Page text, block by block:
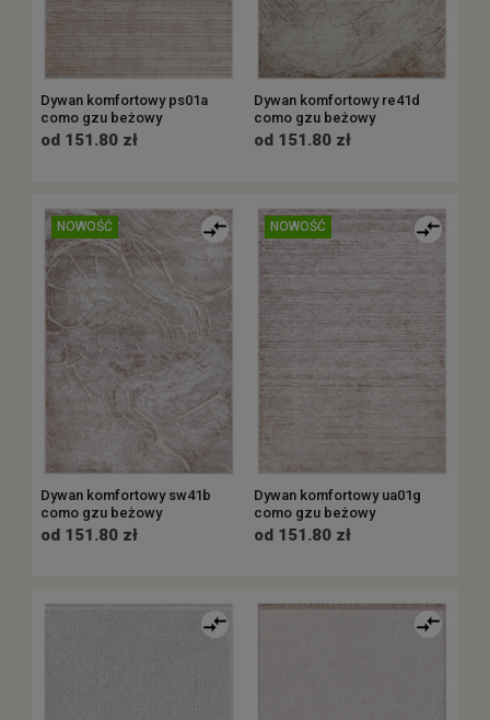
Dywan komfortowy ps01a
como gzu beżowy
od 151.80 zł
Dywan komfortowy re41d
como gzu beżowy
od 151.80 zł
NOWOŚĆ
Dywan komfortowy sw41b
como gzu beżowy
od 151.80 zł
NOWOŚĆ
Dywan komfortowy ua01g
como gzu beżowy
od 151.80 zł